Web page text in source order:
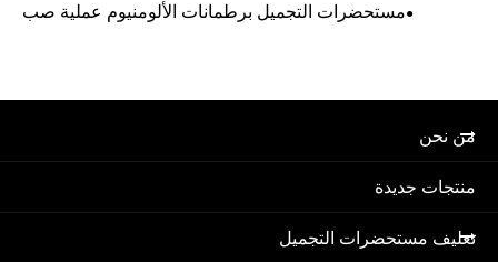
مستحضرات التجميل برطمانات الألومنيوم عملية صب
من نحن
منتجات جديدة
تغليف مستحضرات التجميل